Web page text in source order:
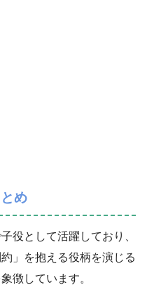
め
役として活躍しており、
」を抱える役柄を演じる
徴しています。